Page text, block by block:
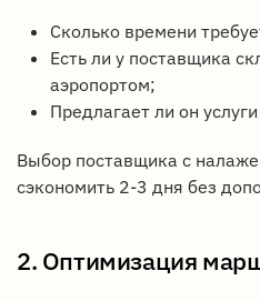
Сколько времени
Есть ли у поставщика
аэропортом;
Предлагает ли он
Выбор поставщика с
сэкономить 2-3 дня без
2. Оптимизация